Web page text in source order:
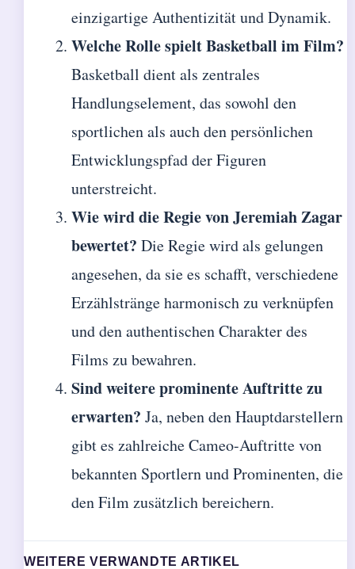
einzigartige Authentizität und Dynamik.
Welche Rolle spielt Basketball im Film?
Basketball dient als zentrales
Handlungselement, das sowohl den
sportlichen als auch den persönlichen
Entwicklungspfad der Figuren
unterstreicht.
Wie wird die Regie von Jeremiah Zagar
bewertet? Die Regie wird als gelungen
angesehen, da sie es schafft, verschiedene
Erzählstränge harmonisch zu verknüpfen
und den authentischen Charakter des
Films zu bewahren.
Sind weitere prominente Auftritte zu
erwarten? Ja, neben den Hauptdarstellern
gibt es zahlreiche Cameo-Auftritte von
bekannten Sportlern und Prominenten, die
den Film zusätzlich bereichern.
WEITERE VERWANDTE ARTIKEL